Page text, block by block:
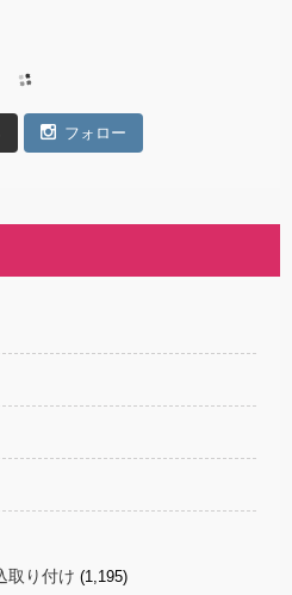
フォロー
取り付け (1,195)